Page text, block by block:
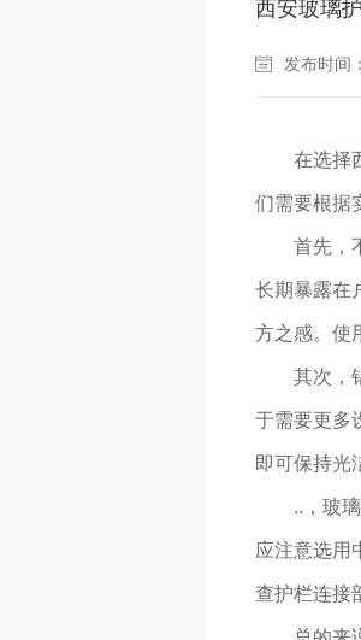
西安玻璃
发布时间
在选择
们需要根据
首先，
长期暴露在
方之感。使
其次，
于需要更多
即可保持光
..，玻
应注意选用
查护栏连接